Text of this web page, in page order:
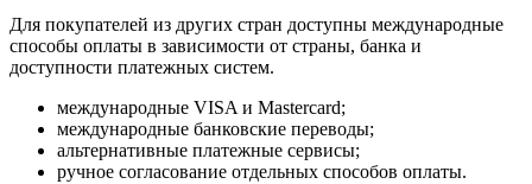
Для покупателей из других стран доступны международные
способы оплаты в зависимости от страны, банка и
доступности платежных систем.
международные VISA и Mastercard;
международные банковские переводы;
альтернативные платежные сервисы;
ручное согласование отдельных способов оплаты.